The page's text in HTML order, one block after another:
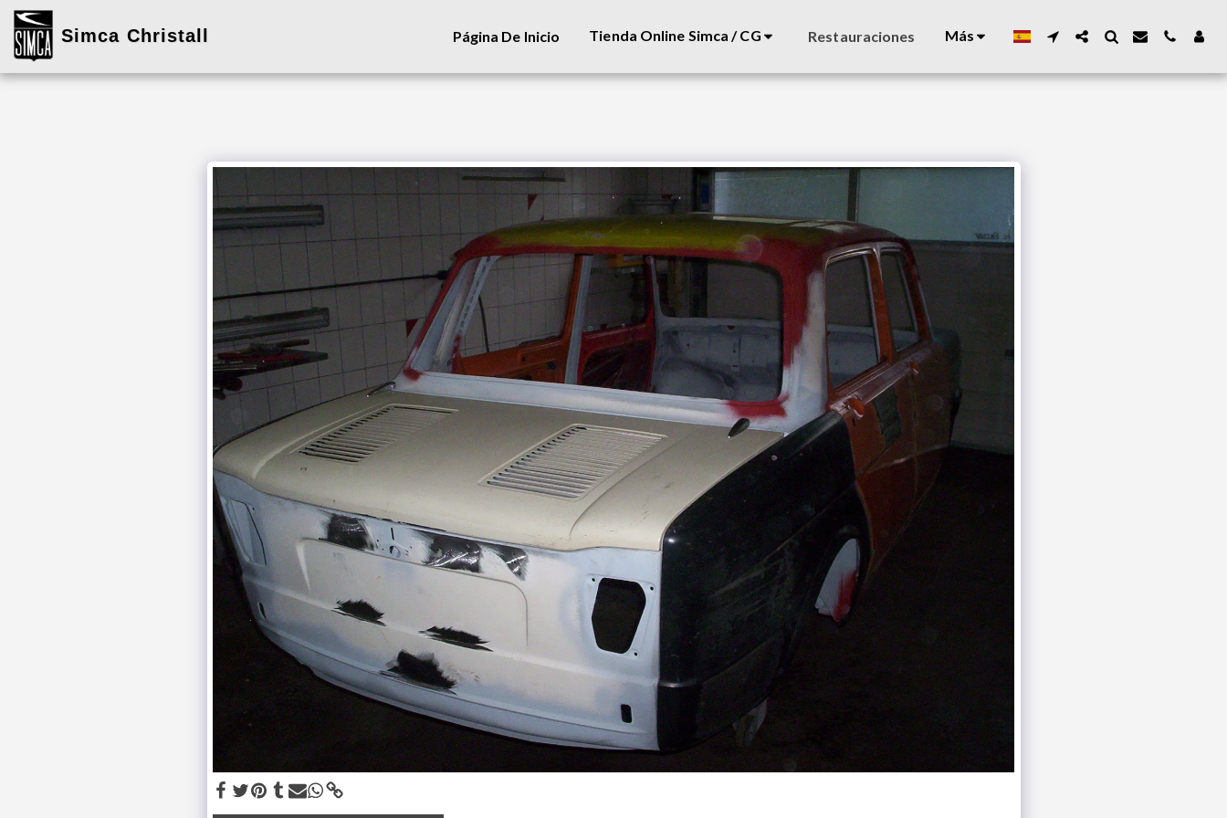
Simca Christall Página De Inicio Tienda Online Simca / CG Restauraciones Más